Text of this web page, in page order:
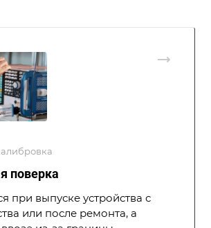
поверка
при выпуске устройства с
или после ремонта, а